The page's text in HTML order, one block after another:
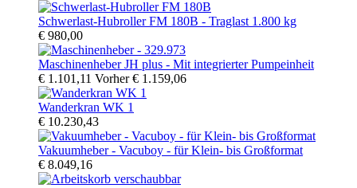
Schwerlast-Hubroller FM 180B - Traglast 1.800 kg
€ 980,00
Maschinenheber JH plus - Mit integrierter Pumpeinheit
€ 1.101,11 Vorher€ 1.159,06
Wanderkran WK 1
€ 10.230,43
Vakuumheber - Vacuboy - für Klein- bis Großformat
€ 8.049,16